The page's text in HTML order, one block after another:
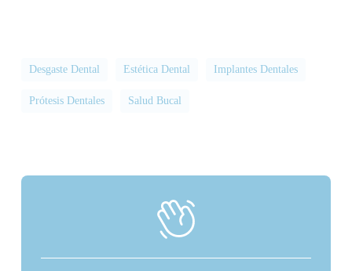
Desgaste Dental Estética Dental Implantes Dentales
Prótesis Dentales Salud Bucal